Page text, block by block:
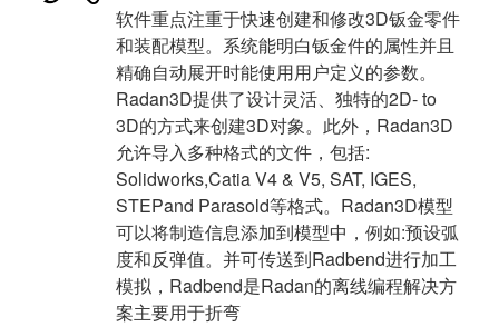
软件重点注重于快速创建和修改3D钣金零件
和装配模型。系统能明白钣金件的属性并且
精确自动展开时能使用用户定义的参数。
Radan3D提供了设计灵活、独特的2D- to
3D的方式来创建3D对象。此外，Radan3D
允许导入多种格式的文件，包括:
Solidworks,Catia V4 & V5, SAT, IGES,
STEPand Parasold等格式。Radan3D模型
可以将制造信息添加到模型中，例如:预设弧
度和反弹值。并可传送到Radbend进行加工
模拟，Radbend是Radan的离线编程解决方
案主要用于折弯